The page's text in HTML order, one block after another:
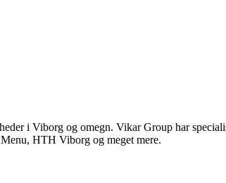
i Viborg og omegn. Vikar Group har
HTH Viborg og meget mere.